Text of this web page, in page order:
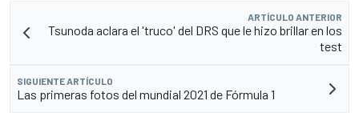
ARTÍCULO ANTERIOR
Tsunoda aclara el 'truco' del DRS que le hizo brillar en los
test
SIGUIENTE ARTÍCULO
Las primeras fotos del mundial 2021 de Fórmula 1